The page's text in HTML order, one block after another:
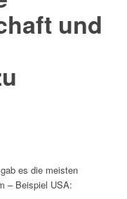
und
es die meisten
– Beispiel USA: